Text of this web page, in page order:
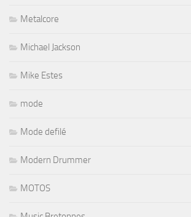
Metalcore
Michael Jackson
Mike Estes
mode
Mode defilé
Modern Drummer
MOTOS